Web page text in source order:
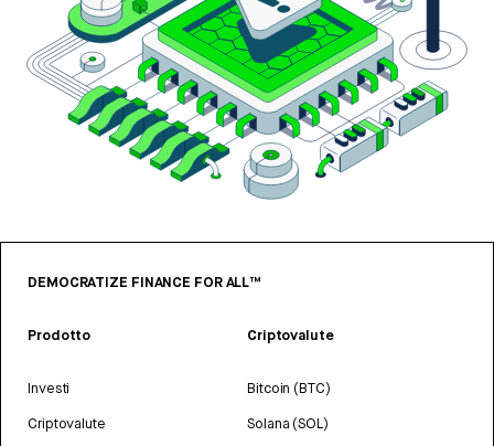
DEMOCRATIZE FINANCE FOR ALL™
Prodotto
Investi
Criptovalute
Criptovalute
Bitcoin (BTC)
Solana (SOL)